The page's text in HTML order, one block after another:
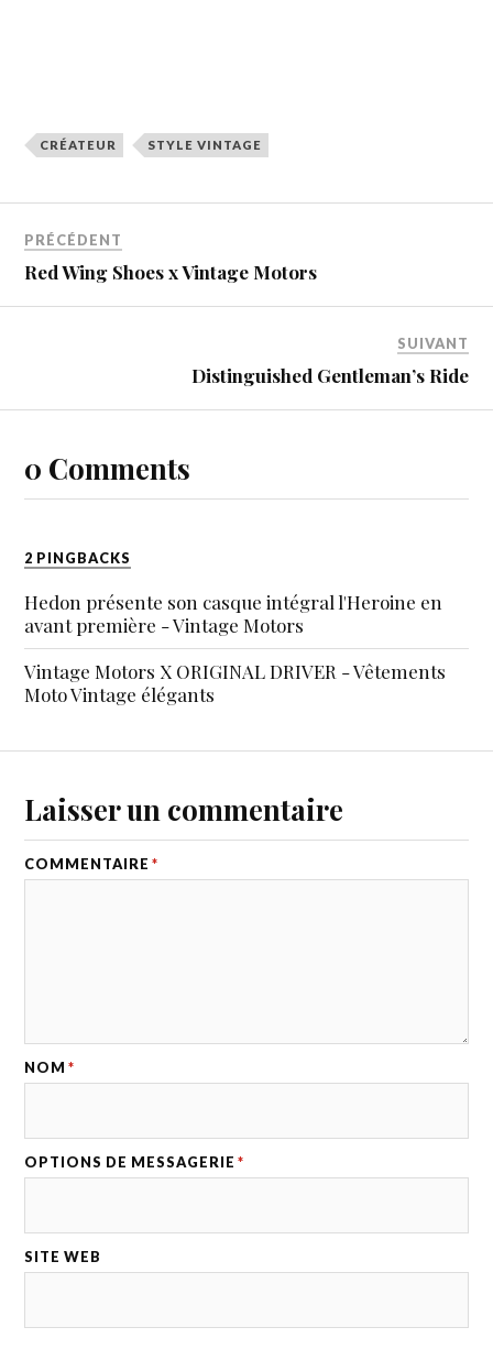
CRÉATEUR STYLE VINTAGE
PRÉCÉDENT
Red Wing Shoes x Vintage Motors
SUIVANT
Distinguished Gentleman’s Ride
0 Comments
2 PINGBACKS
Hedon présente son casque intégral l'Heroine en
avant première - Vintage Motors
Vintage Motors X ORIGINAL DRIVER - Vêtements
Moto Vintage élégants
Laisser un commentaire
COMMENTAIRE *
NOM *
OPTIONS DE MESSAGERIE *
SITE WEB